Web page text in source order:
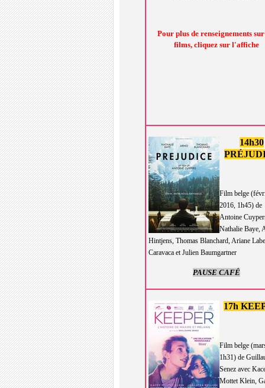
Pour plus de renseignements
films, cliquez sur l'affiche
14h30
Film belge
2016, 1h45) de
Antoine
Nathalie Baye,
Hintjens, Thomas Blanchard, Ariane
Caravaca et Julien Baumgartner
PAUSE CAFÉ
17h
Film belge
1h31) de
Senez avec
Mottet Klein,